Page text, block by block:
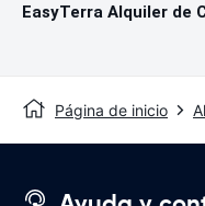
EasyTerra Alquiler de
Página de inicio